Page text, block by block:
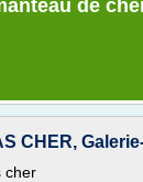
de
CHER,
cher